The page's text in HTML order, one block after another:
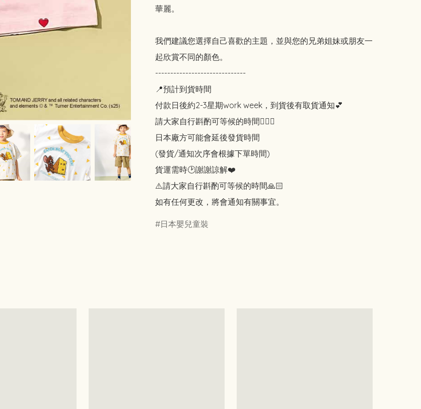
華麗。
我們建議您選擇自己喜歡的主題，並與您的兄弟姐妹或朋友一
起欣賞不同的顏色。
------------------------------
📍預計到貨時間
付款日後約2-3星期work week，到貨後有取貨通知💕
請大家自行斟酌可等候的時間🙇🏻‍♀️
日本廠方可能會延後發貨時間
(發貨/通知次序會根據下單時間)
貨運需時🕑謝謝諒解❤️
⚠️請大家自行斟酌可等候的時間🙏🏻
如有任何更改，將會通知有關事宜。
日本嬰兒童裝